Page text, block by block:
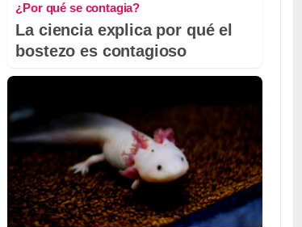
¿Por qué se contagia?
La ciencia explica por qué el
bostezo es contagioso